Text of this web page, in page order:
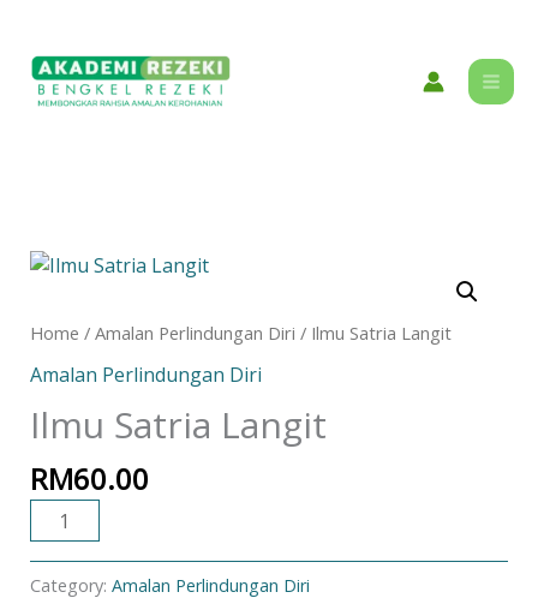
content
Home / Amalan Perlindungan Diri / Ilmu Satria Langit
Amalan Perlindungan Diri
Ilmu Satria Langit
RM60.00
Ilmu
Langit
Category: Amalan Perlindungan Diri